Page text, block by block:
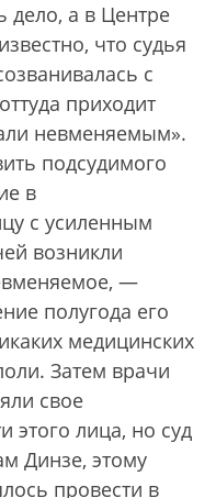
дело, а в Центре
что судья
с
приходит
невменяемым».
подсудимого
в
с усиленным
возникли
—
полугода его
медицинских
Затем врачи
свое
этого лица, но суд
Динзе, этому
провести в